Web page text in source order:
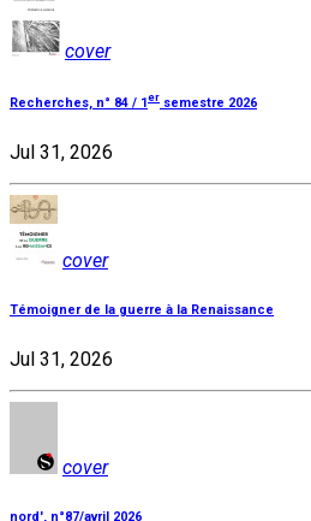
cover
Recherches, n° 84 / 1 er semestre 2026
Jul 31, 2026
cover
Témoigner de la guerre à la Renaissance
Jul 31, 2026
cover
nord', n°87/avril 2026